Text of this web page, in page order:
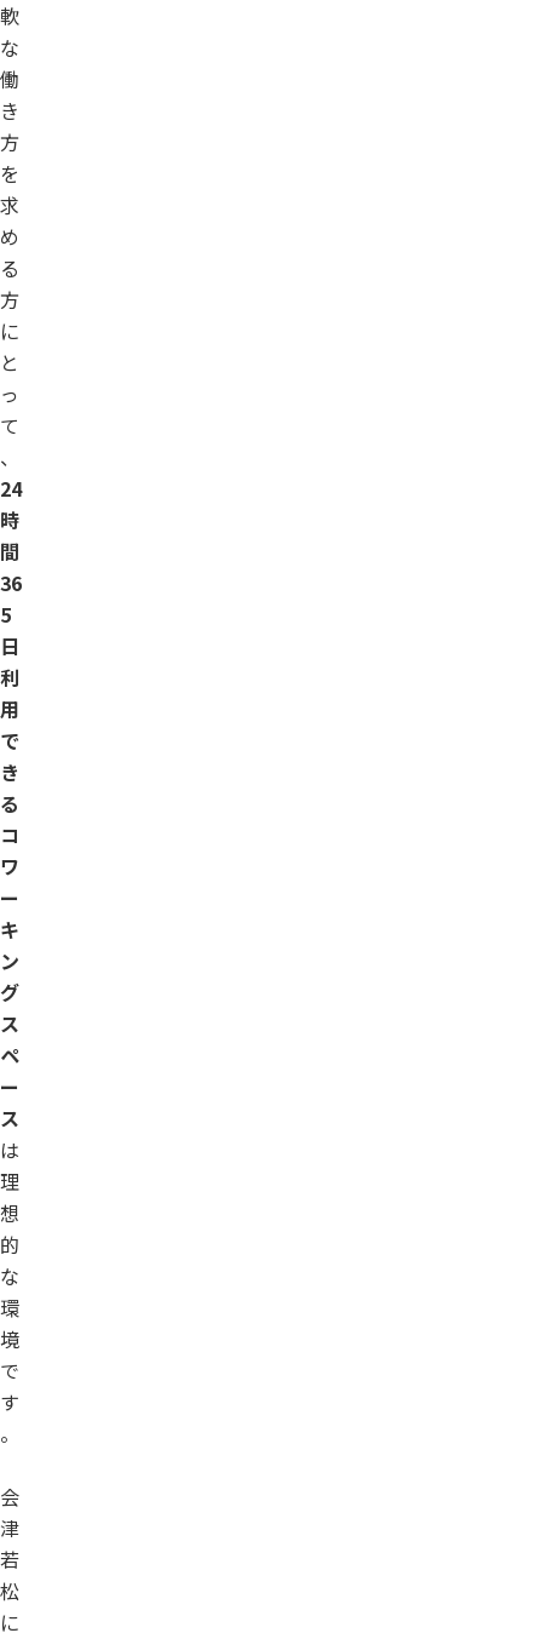
軟
な
働
き
方
を
求
め
る
方
に
と
っ
て
、
24
時
間
36
5
日
利
用
で
き
る
コ
ワ
ー
キ
ン
グ
ス
ペ
ー
ス
は
理
想
的
な
環
境
で
す
。
会
津
若
松
に